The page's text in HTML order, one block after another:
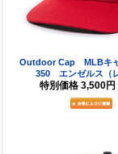
Outdoor Cap MLBキ
350 エンゼルス（レ
特別価格 3,500円